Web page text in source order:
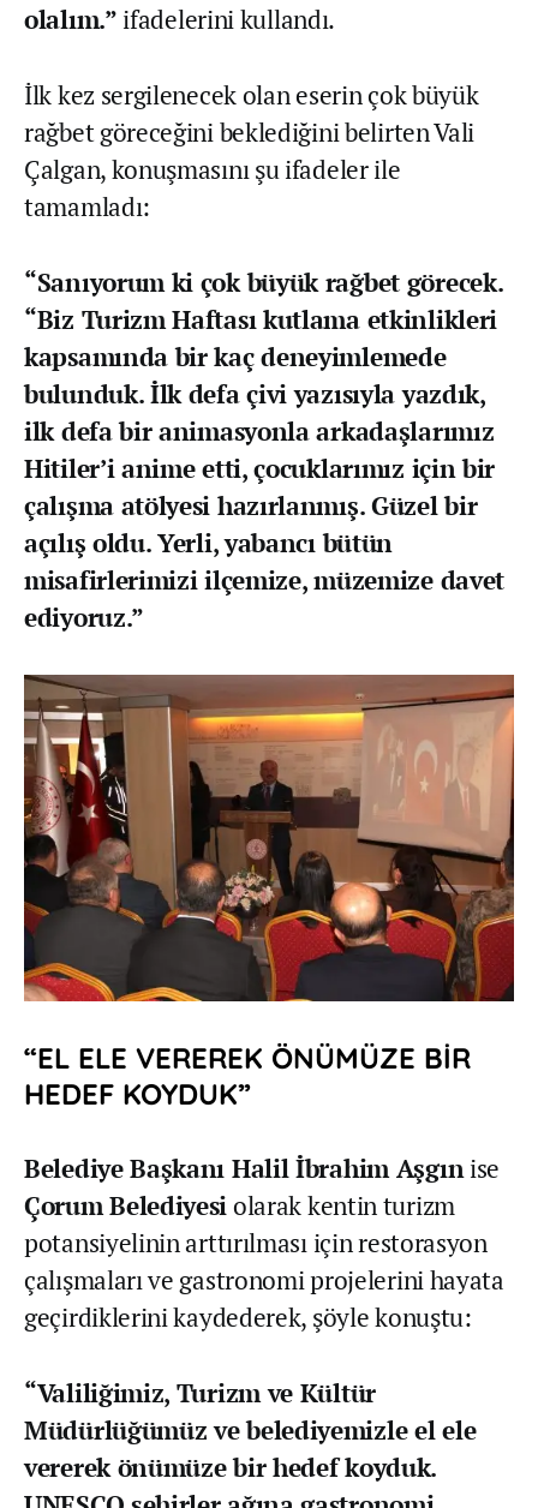
olalım.” ifadelerini kullandı.
İlk kez sergilenecek olan eserin çok büyük
rağbet göreceğini beklediğini belirten Vali
Çalgan, konuşmasını şu ifadeler ile
tamamladı:
“Sanıyorum ki çok büyük rağbet görecek.
“Biz Turizm Haftası kutlama etkinlikleri
kapsamında bir kaç deneyimlemede
bulunduk. İlk defa çivi yazısıyla yazdık,
ilk defa bir animasyonla arkadaşlarımız
Hitiler’i anime etti, çocuklarımız için bir
çalışma atölyesi hazırlanmış. Güzel bir
açılış oldu. Yerli, yabancı bütün
misafirlerimizi ilçemize, müzemize davet
ediyoruz.”
“EL ELE VEREREK ÖNÜMÜZE BİR
HEDEF KOYDUK”
Belediye Başkanı Halil İbrahim Aşgınise
Çorum Belediyesiolarak kentin turizm
potansiyelinin arttırılması için restorasyon
çalışmaları ve gastronomi projelerini hayata
geçirdiklerini kaydederek, şöyle konuştu:
“Valiliğimiz, Turizm ve Kültür
Müdürlüğümüz ve belediyemizle el ele
vererek önümüze bir hedef koyduk.